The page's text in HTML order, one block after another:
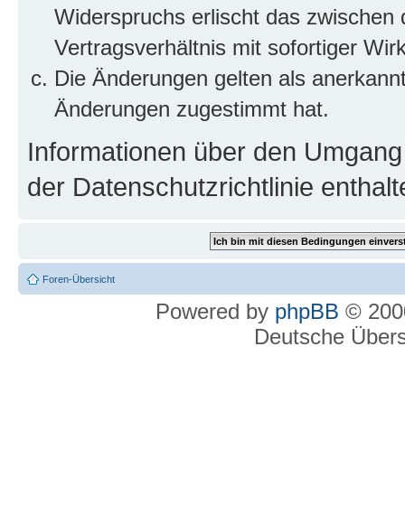
Widerspruchs erlischt das
Vertragsverhältnis mit sofortiger
Die Änderungen gelten als
Änderungen zugestimmt hat.
Informationen über den
der Datenschutzrichtlinie
Foren-Übersicht
Powered by phpBB ©
Deutsche